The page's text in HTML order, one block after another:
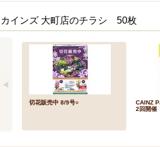
カインズ 大町店のチラシ 50枚
切花販売中 8/9号○
CAINZ
2回開催